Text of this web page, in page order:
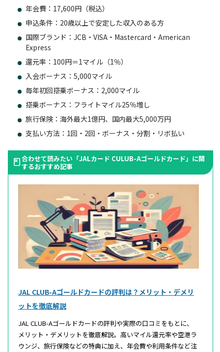
年会費：17,600円（税込）
申込条件：20歳以上で安定した収入のある方
国際ブランド：JCB・VISA・Mastercard・American
Express
還元率：100円＝1マイル（1％）
入会ボーナス：5,000マイル
毎年初回搭乗ボーナス：2,000マイル
搭乗ボーナス：フライトマイル25％増し
旅行保険：海外最大1億円、国内最大5,000万円
支払い方法：1回・2回・ボーナス・分割・リボ払い
合わせて読みたい「JALカード CULUB-Aゴールドカード」に関
するおすすめ記事
JAL CLUB-Aゴールドカードの評判は？メリット・デメリ
ットを徹底解説
JAL CLUB-Aゴールドカードの評判や実際の口コミをもとに、
メリット・デメリットを徹底解説。高いマイル還元率や空港ラ
ウンジ、旅行保険などの特典に加え、年会費や利用条件など注